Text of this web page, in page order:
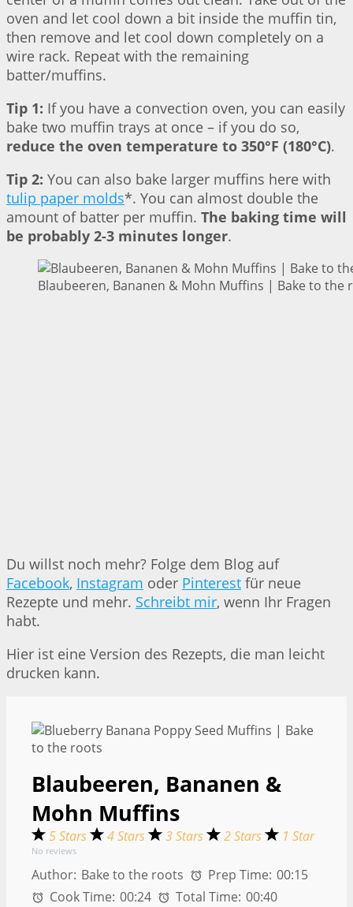
oven and let cool down a bit inside the muffin tin,
then remove and let cool down completely on a
wire rack. Repeat with the remaining
batter/muffins.
Tip 1: If you have a convection oven, you can easily
bake two muffin trays at once – if you do so,
reduce the oven temperature to 350°F (180°C).
Tip 2: You can also bake larger muffins here with
tulip paper molds*. You can almost double the
amount of batter per muffin. The baking time will
be probably 2-3 minutes longer.
Blaubeeren, Bananen & Mohn Muffins | Bake to the
Du willst noch mehr? Folge dem Blog auf
Facebook, Instagram oder Pinterest für neue
Rezepte und mehr. Schreibt mir, wenn Ihr Fragen
habt.
Hier ist eine Version des Rezepts, die man leicht
drucken kann.
Blaubeeren, Bananen &
Mohn Muffins
5 Stars 4 Stars 3 Stars 2 Stars 1 Star
No reviews
Author: Bake to the roots Prep Time: 00:15
Cook Time: 00:24 Total Time: 00:40